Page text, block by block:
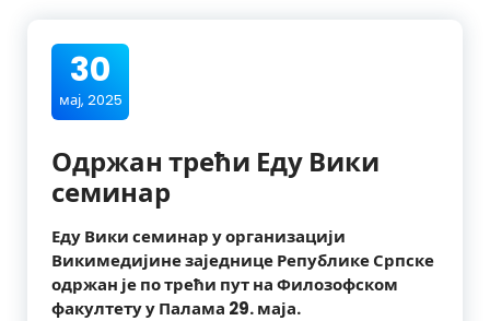
30
мај, 2025
Одржан трећи Еду Вики
семинар
Еду Вики семинар у организацији
Викимедијине заједнице Републике Српске
одржан је по трећи пут на Филозофском
факултету у Палама 29. маја.